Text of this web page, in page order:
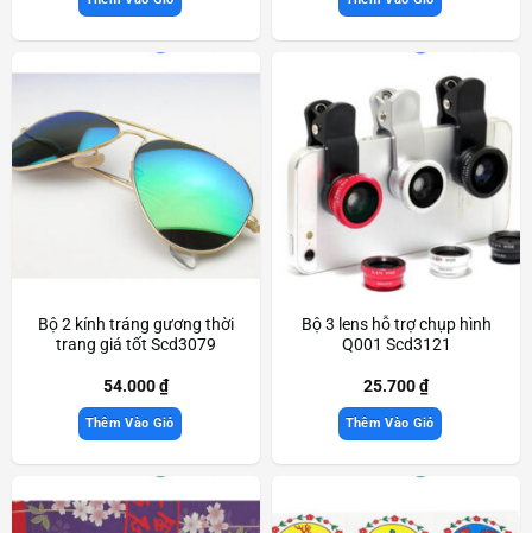
Bộ 2 kính tráng gương thời
trang giá tốt Scd3079
54.000₫
Thêm Vào Giỏ
Bộ 3 lens hỗ trợ chụp hình
Q001 Scd3121
25.700₫
Thêm Vào Giỏ